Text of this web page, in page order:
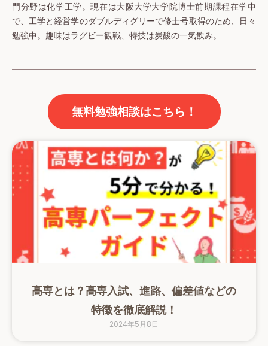
門分野は化学工学。現在は大阪大学大学院博士前期課程在学中
で、工学と経営学のダブルディグリーで修士号取得のため、日々
勉強中。趣味はラグビー観戦、特技は炭酸の一気飲み。
無料勉強相談はこちら！
高専とは？高専入試、進路、偏差値などの
特徴を徹底解説！
2024年5月8日